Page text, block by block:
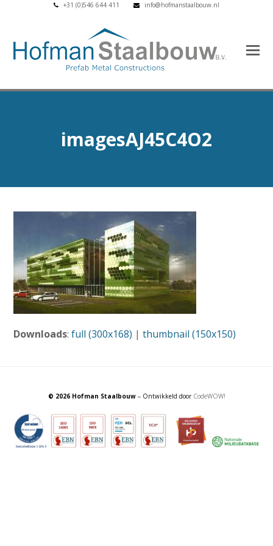
+31 (0)546 644 411 info@hofmanstaalbouw.nl
imagesAJ45C4O2
Downloads:full (300x168) |thumbnail (150x150)
© 2026 Hofman Staalbouw– Ontwikkeld door CodeWOW!